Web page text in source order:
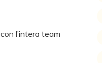
l’intera team